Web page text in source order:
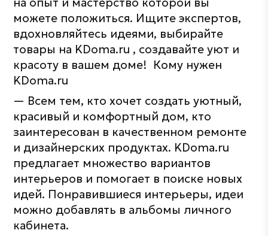
можете положиться. Ищите экспертов,
вдохновляйтесь идеями, выбирайте
товары на KDoma.ru , создавайте уют и
красоту в вашем доме! Кому нужен
KDoma.ru
— Всем тем, кто хочет создать уютный,
красивый и комфортный дом, кто
заинтересован в качественном ремонте
и дизайнерских продуктах. KDoma.ru
предлагает множество вариантов
интерьеров и помогает в поиске новых
идей. Понравившиеся интерьеры, идеи
можно добавлять в альбомы личного
кабинета.